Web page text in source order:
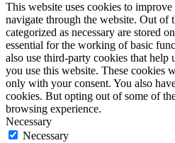
This website uses cookies to
navigate through the website. Out of
categorized as necessary are stored
essential for the working of basic
also use third-party cookies that help
you use this website. These cookies
only with your consent. You also
cookies. But opting out of some of
browsing experience.
Necessary
Necessary